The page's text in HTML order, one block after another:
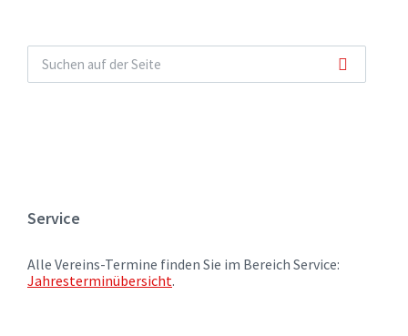
Service
Alle Vereins-Termine finden Sie im Bereich Service:
Jahresterminübersicht.